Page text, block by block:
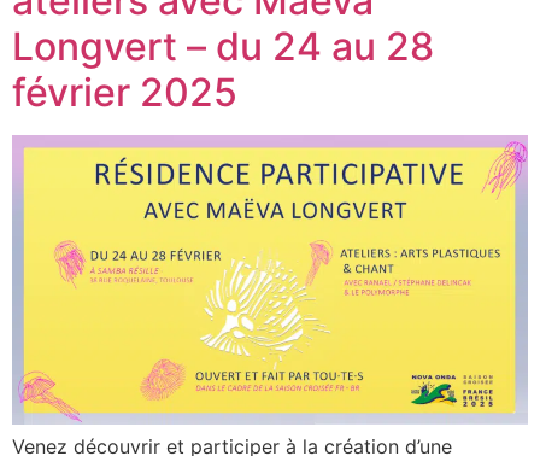
Longvert – du 24 au 28
février 2025
Venez découvrir et participer à la création d’une